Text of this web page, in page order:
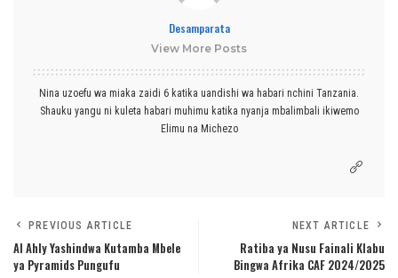
Desamparata
View More Posts
Nina uzoefu wa miaka zaidi 6 katika uandishi wa habari nchini Tanzania.
Shauku yangu ni kuleta habari muhimu katika nyanja mbalimbali ikiwemo
Elimu na Michezo
PREVIOUS ARTICLE
Al Ahly Yashindwa Kutamba Mbele
ya Pyramids Pungufu
NEXT ARTICLE
Ratiba ya Nusu Fainali Klabu
Bingwa Afrika CAF 2024/2025